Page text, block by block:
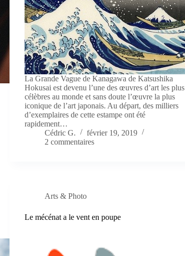
La Grande Vague de Kanagawa de Katsushika
Hokusai est devenu l’une des œuvres d’art les plus
célèbres au monde et sans doute l’œuvre la plus
iconique de l’art japonais. Au départ, des milliers
d’exemplaires de cette estampe ont été
rapidement…
Cédric G.
février 19, 2019
2 commentaires
Arts & Photo
Le mécénat a le vent en poupe